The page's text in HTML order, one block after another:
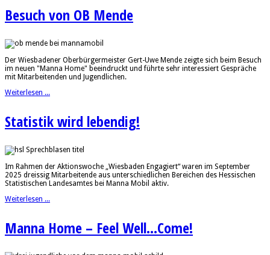
Besuch von OB Mende
Der Wiesbadener Oberbürgermeister Gert-Uwe Mende zeigte sich beim Besuch
im neuen "Manna Home" beeindruckt und führte sehr interessiert Gespräche
mit Mitarbeitenden und Jugendlichen.
Weiterlesen ...
Statistik wird lebendig!
Im Rahmen der Aktionswoche „Wiesbaden Engagiert“ waren im September
2025 dreissig Mitarbeitende aus unterschiedlichen Bereichen des Hessischen
Statistischen Landesamtes bei Manna Mobil aktiv.
Weiterlesen ...
Manna Home – Feel Well...Come!